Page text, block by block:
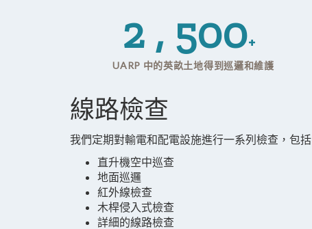
2 , 500
+
UARP 中的英畝土地得到巡邏和維護
線路檢查
我們定期對輸電和配電設施進行一系列檢查，包括
直升機空中巡查
地面巡邏
紅外線檢查
木桿侵入式檢查
詳細的線路檢查